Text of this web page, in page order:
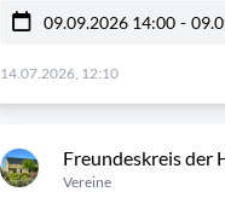
09.09.2026 14:00 -
14.07.2026, 12:10
Freundeskreis der
Vereine